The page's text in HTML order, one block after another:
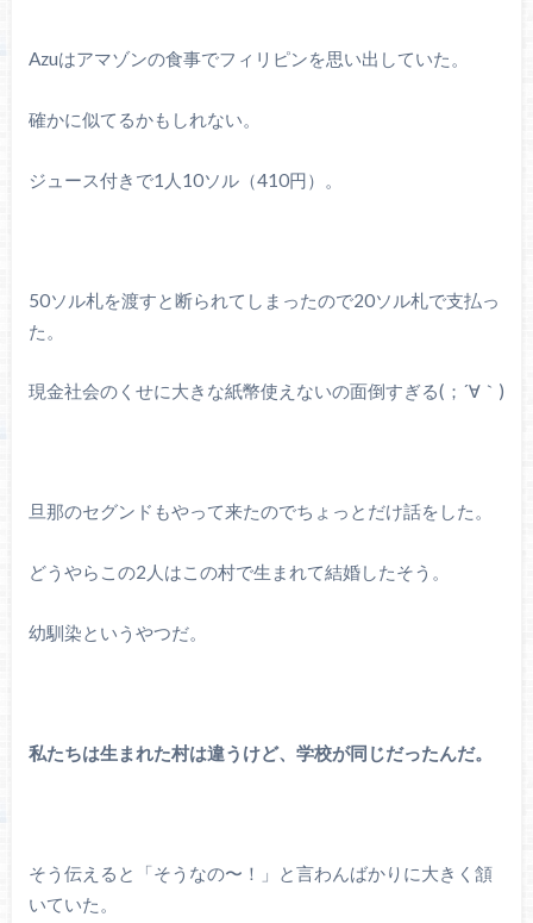
Azuはアマゾンの食事でフィリピンを思い出していた。
確かに似てるかもしれない。
ジュース付きで1人10ソル（410円）。
50ソル札を渡すと断られてしまったので20ソル札で支払っ
た。
現金社会のくせに大きな紙幣使えないの面倒すぎる(；´∀｀)
旦那のセグンドもやって来たのでちょっとだけ話をした。
どうやらこの2人はこの村で生まれて結婚したそう。
幼馴染というやつだ。
私たちは生まれた村は違うけど、学校が同じだったんだ。
そう伝えると「そうなの〜！」と言わんばかりに大きく頷
いていた。